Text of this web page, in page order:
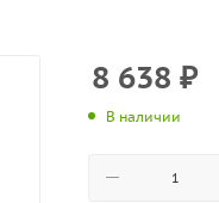
8 638 ₽
В наличии